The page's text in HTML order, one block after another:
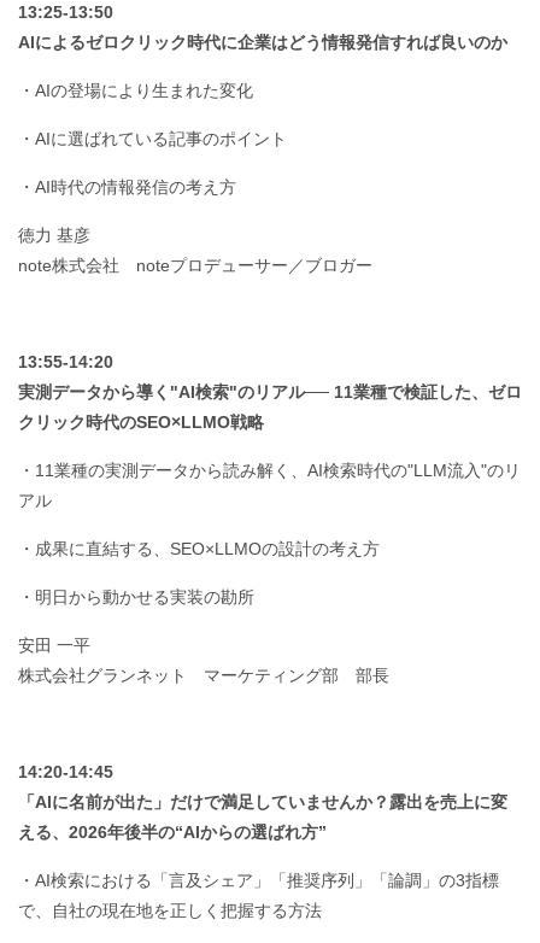
13:25-13:50
AIによるゼロクリック時代に企業はどう情報発信すれば良いのか
・AIの登場により生まれた変化
・AIに選ばれている記事のポイント
・AI時代の情報発信の考え方
徳力 基彦
note株式会社 noteプロデューサー／ブロガー
13:55-14:20
実測データから導く"AI検索"のリアル── 11業種で検証した、ゼロ
クリック時代のSEO×LLMO戦略
・11業種の実測データから読み解く、AI検索時代の"LLM流入"のリ
アル
・成果に直結する、SEO×LLMOの設計の考え方
・明日から動かせる実装の勘所
安田 一平
株式会社グランネット マーケティング部 部長
14:20-14:45
「AIに名前が出た」だけで満足していませんか？露出を売上に変
える、2026年後半の“AIからの選ばれ方”
・AI検索における「言及シェア」「推奨序列」「論調」の3指標
で、自社の現在地を正しく把握する方法